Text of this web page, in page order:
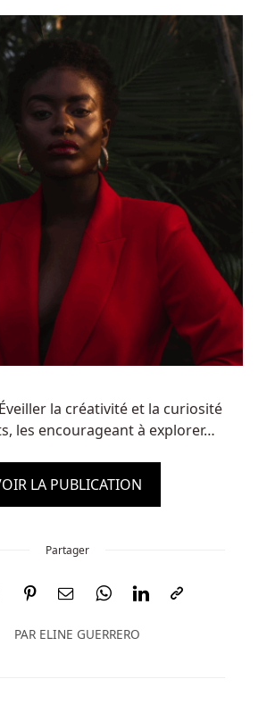
la créativité et la curiosité
les encourageant à explorer…
LA PUBLICATION
Partager
PAR ELINE GUERRERO